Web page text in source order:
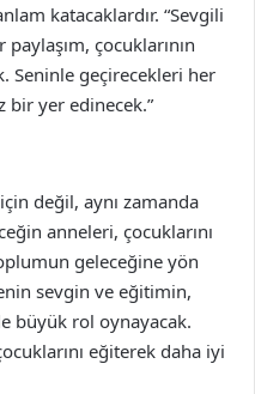
katacaklardır. “Sevgili
çocuklarının
Seninle geçirecekleri her
bir yer edinecek.”
değil, aynı zamanda
anneleri, çocuklarını
geleceğine yön
sevgin ve eğitimin,
büyük rol oynayacak.
eğiterek daha iyi